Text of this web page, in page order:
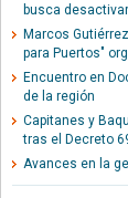
busca
Marcos
para Puertos"
Encuentro en
de la región
Capitanes y
tras el Decreto
Avances en la